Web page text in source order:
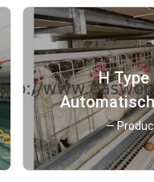
H Type
het
de
—